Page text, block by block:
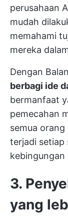
perusahaan
mudah
memahami
mereka
Dengan
berbagi ide
bermanfaat
pemecahan
semua
terjadi setiap
kebingungan
3.
yang